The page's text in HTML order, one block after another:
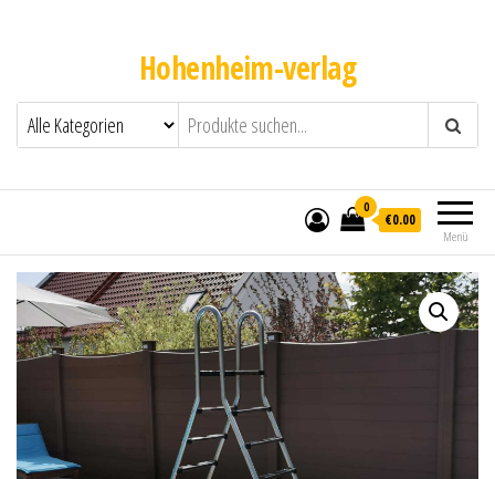
Hohenheim-verlag
Menü
0
€0.00